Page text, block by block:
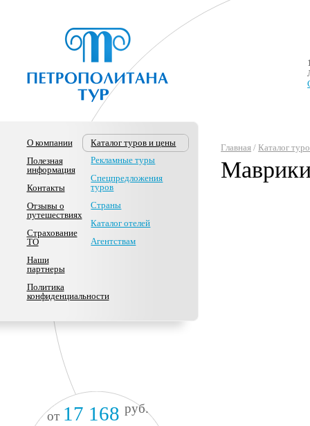
О компании
Полезная
информация
Контакты
Отзывы о
путешествиях
Страхование
ТО
Наши
партнеры
Политика
конфиденциальности
Каталог туров и цены
Рекламные туры
Спецпредложения
туров
Страны
Каталог отелей
Агентствам
от 17 168 руб.
Главная /Каталог